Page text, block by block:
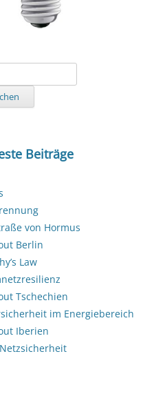
Beiträge
von Hormus
Berlin
Law
Tschechien
im Energiebereich
Iberien